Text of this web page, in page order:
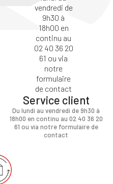
Service client
Du lundi au vendredi de 9h30 à
18h00 en continu au 02 40 36 20
61 ou via notre formulaire de
contact